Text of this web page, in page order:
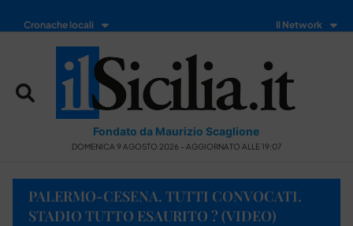
Cronache locali Il Network
Fondato da Maurizio Scaglione
DOMENICA 9 AGOSTO 2026 - AGGIORNATO ALLE 19:07
PALERMO-CESENA. TUTTI CONVOCATI.
STADIO TUTTO ESAURITO ? (VIDEO)